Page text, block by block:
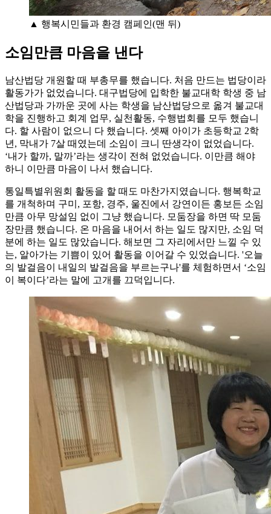
▲ 행복시민들과 환경 캠페인(맨 뒤)
소임만큼 마음을 낸다
남산법당 개원할 때 부총무를 했습니다. 처음 만드는 법당이라
활동가가 없었습니다. 대구법당에 입학한 불교대학 학생 중 남
산법당과 가까운 곳에 사는 학생을 남산법당으로 옮겨 불교대
학을 진행하고 회계 업무, 실천활동, 수행법회를 모두 했습니
다. 할 사람이 없으니 다 했습니다. 셋째 아이가 초등학교 2학
년, 막내가 7살 때였는데 소임이 크니 딴생각이 없었습니다.
‘내가 할까, 말까’라는 생각이 전혀 없었습니다. 이만큼 해야
하니 이만큼 마음이 나서 했습니다.
통일특별위원회 활동을 할 때도 마찬가지였습니다. 행복학교
를 개척하며 구미, 포항, 경주, 울진에서 강연이든 홍보든 소임
만큼 아무 망설임 없이 그냥 했습니다. 모둠장을 하면 딱 모둠
장만큼 했습니다. 온 마음을 내어서 하는 일도 많지만, 소임 덕
분에 하는 일도 많았습니다. 해보면 그 자리에서만 느낄 수 있
는, 알아가는 기쁨이 있어 활동을 이어갈 수 있었습니다. '오늘
의 발걸음이 내일의 발걸음을 부르는구나'를 체험하면서 ‘소임
이 복이다’라는 말에 고개를 끄덕입니다.